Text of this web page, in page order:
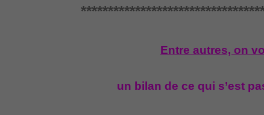
Entre autres, on
un bilan de ce qui s’est